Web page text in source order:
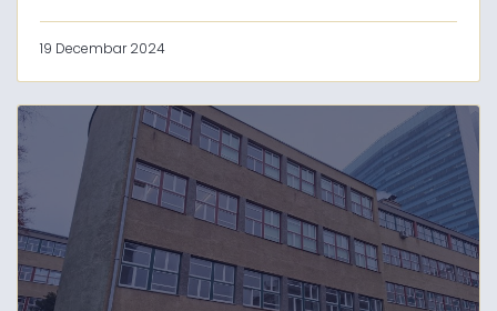
19 Decembar 2024